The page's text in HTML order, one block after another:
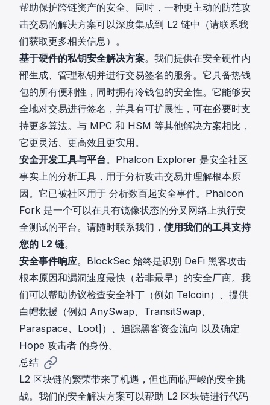
帮助保护跨链资产的安全。同时，一种更主动的防范攻
击交易的解决方案可以深度集成到 L2 链中（请联系我
们获取更多相关信息）。
基于硬件的私钥安全解决方案。我们提供在安全硬件内
部生成、管理私钥并进行交易签名的服务。它具备热钱
包的所有便利性，同时拥有冷钱包的安全性。它能够安
全地对交易进行签名，并具有可扩展性，可在必要时支
持更多算法。与 MPC 和 HSM 等其他解决方案相比，
它更灵活、更高效且更实用。
安全开发工具与平台。 Phalcon Explorer 是安全社区
事实上的分析工具，用于分析攻击交易并理解根本原
因。它已被社区用于 分析数百起安全事件。Phalcon
Fork 是一个可以在具有镜像状态的分叉网络上执行安
全测试的平台。请随时联系我们， 使用我们的工具支持
您的 L2 链。
安全事件响应。BlockSec 始终是识别 DeFi 黑客攻击
根本原因和漏洞速度最快（若非最早）的安全厂商。我
们可以帮助协议检查安全补丁（例如 Telcoin）、提供
白帽救援（例如 AnySwap TransitSwap
Paraspace
Loot]）、 追踪黑客资金流向 以及确定
Hope 攻击者 的身份。
总结
L2 区块链的繁荣带来了机遇，但也面临严峻的安全挑
战。我们的安全解决方案可以帮助 L2 区块链进行代码